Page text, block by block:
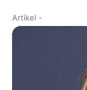
Artikel -